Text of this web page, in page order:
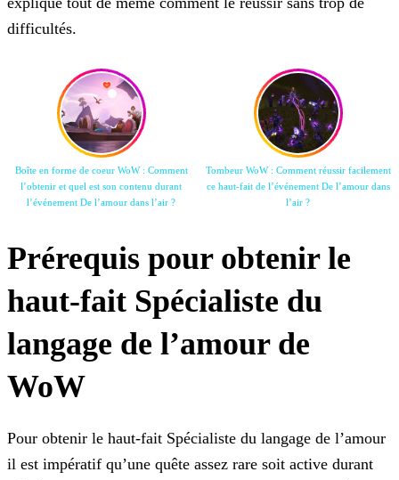
difficultés.
Boîte en forme de coeur WoW : Comment
l’obtenir et quel est son contenu durant
l’événement De l’amour dans l’air ?
Tombeur WoW : Comment réussir facilement
ce haut-fait de l’événement De l’amour dans
l’air ?
Prérequis pour obtenir le
haut-fait Spécialiste du
langage de l’amour de
WoW
Pour obtenir le haut-fait Spécialiste du langage de l’amour
il est impératif qu’une quête assez rare soit active durant